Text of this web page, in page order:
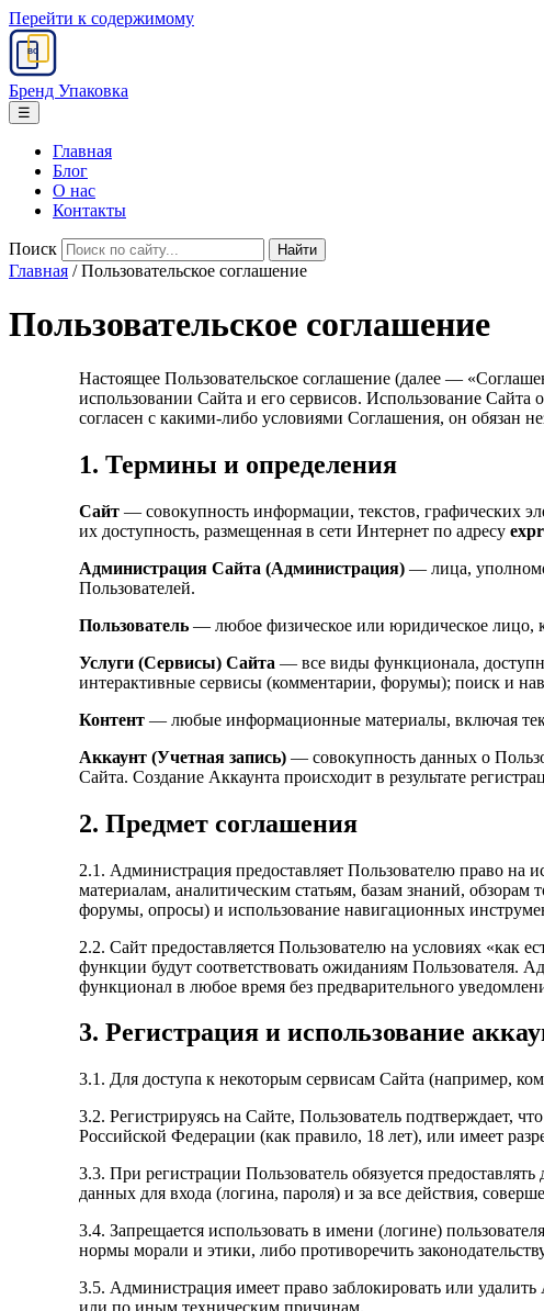
Перейти к содержимому
BC
Бренд Упаковка
☰
Главная
Блог
О нас
Контакты
Поиск
Главная / Пользовательское соглашение
Пользовательское соглашение
Настоящее Пользовательское соглашение (далее —
использовании Сайта и его сервисов. Использование Сайта
согласен с какими-либо условиями Соглашения, он обязан
1. Термины и определения
Сайт — совокупность информации, текстов, графических
их доступность, размещенная в сети Интернет по адресу
Администрация Сайта (Администрация) — лица,
Пользователей.
Пользователь — любое физическое или юридическое лицо,
Услуги (Сервисы) Сайта — все виды функционала,
интерактивные сервисы (комментарии, форумы); поиск и
Контент — любые информационные материалы, включая
Аккаунт (Учетная запись) — совокупность данных о
Сайта. Создание Аккаунта происходит в результате
2. Предмет соглашения
2.1. Администрация предоставляет Пользователю право на
материалам, аналитическим статьям, базам знаний,
форумы, опросы) и использование навигационных
2.2. Сайт предоставляется Пользователю на условиях «как
функции будут соответствовать ожиданиям Пользователя.
функционал в любое время без предварительного
3. Регистрация и использование
3.1. Для доступа к некоторым сервисам Сайта (например,
3.2. Регистрируясь на Сайте, Пользователь подтверждает,
Российской Федерации (как правило, 18 лет), или имеет
3.3. При регистрации Пользователь обязуется
данных для входа (логина, пароля) и за все действия,
3.4. Запрещается использовать в имени (логине)
нормы морали и этики, либо противоречить
3.5. Администрация имеет право заблокировать или